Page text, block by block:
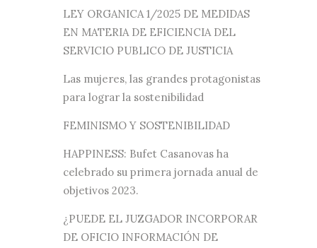
LEY ORGANICA 1/2025 DE MEDIDAS
EN MATERIA DE EFICIENCIA DEL
SERVICIO PUBLICO DE JUSTICIA
Las mujeres, las grandes protagonistas
para lograr la sostenibilidad
FEMINISMO Y SOSTENIBILIDAD
HAPPINESS: Bufet Casanovas ha
celebrado su primera jornada anual de
objetivos 2023.
¿PUEDE EL JUZGADOR INCORPORAR
DE OFICIO INFORMACIÓN DE